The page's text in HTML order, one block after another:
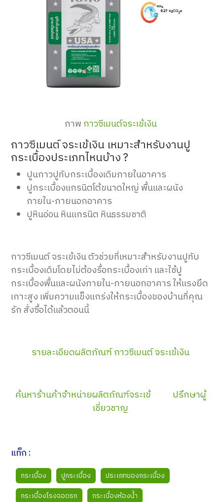
ภาพ กาวซีเมนต์จระเข้เงิน
กาวซีเมนต์ จระเข้เงิน เหมาะสำหรับงานปู
กระเบื้องประเภทไหนบ้าง ?
ปูนกาวปูทับกระเบื้องเดิมภายในอาคาร
ปูกระเบื้องแกรนิตโต้ขนาดใหญ่ พื้นและผนัง
ภายใน-ภายนอกอาคาร
ปูหินอ่อน หินแกรนิต หินธรรมชาติ
กาวซีเมนต์ จระเข้เงิน ตัวช่วยที่เหมาะสำหรับงานปูทับ
กระเบื้องเดิมโดยไม่ต้องรื้อกระเบื้องเก่า และใช้ปู
กระเบื้องพื้นและผนังภายใน-ภายนอกอาคาร ให้แรงยึด
เกาะสูง เพิ่มความแข็งแกร่งให้กระเบื้องของบ้านที่คุณ
รัก สั่งซื้อได้แล้วตอนนี้
รายละเอียดผลิตภัณฑ์ กาวซีเมนต์ จระเข้เงิน
ค้นหาร้านค้าจำหน่ายผลิตภัณฑ์จระเข้
ปรึกษาผู้
เชี่ยวชาญ
แท็ก :
กระเบื้อง ปูกระเบื้อง
ประเภทของกระเบื้อง
กระเบื้องโรงจอดรถ
กระเบื้องห้องน้ำ